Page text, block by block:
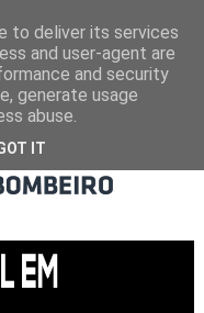
to deliver its services
and user-agent are
and security
generate usage
abuse.
IT